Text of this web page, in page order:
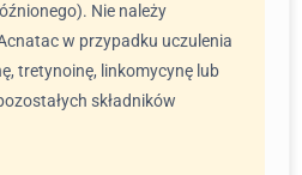
Nie należy
w przypadku uczulenia
tretynoinę, linkomycynę lub
składników